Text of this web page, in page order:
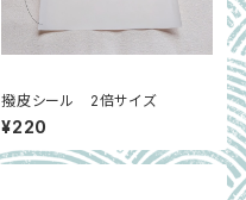
撥皮シール 2倍サイズ
¥220